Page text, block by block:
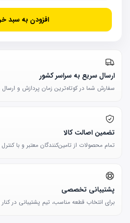
افزودن به سبد
ارسال سریع به سراسر کشور
سفارش شما در کوتاه‌ترین زمان پردازش و
تضمین اصالت کالا
تمام محصولات از تامین‌کنندگان معتبر و با
پشتیبانی تخصصی
برای انتخاب قطعه مناسب، تیم پشتیبانی در